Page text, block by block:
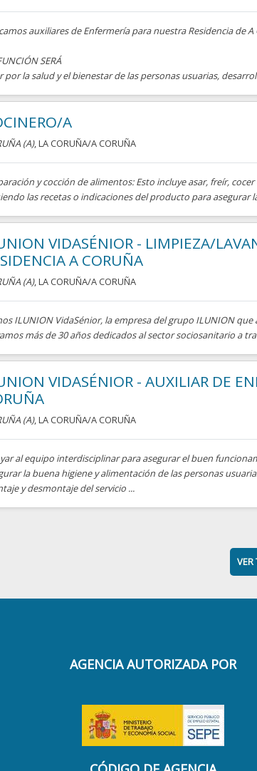
auxiliares de Enfermería para nuestra Residencia de A
SERÁ
por la salud y el bienestar de las personas usuarias,
A
(A), LA CORUÑA/A CORUÑA
y cocción de alimentos: Esto incluye asar, freír,
las recetas o indicaciones del producto para asegurar
VIDASÉNIOR - LIMPIEZA/
A CORUÑA
(A), LA CORUÑA/A CORUÑA
ILUNION VidaSénior, la empresa del grupo ILUNION
más de 30 años dedicados al sector sociosanitario a
VIDASÉNIOR - AUXILIAR DE
(A), LA CORUÑA/A CORUÑA
al equipo interdisciplinar para asegurar el buen
la buena higiene y alimentación de las personas
y desmontaje del servicio ...
VER
AGENCIA AUTORIZADA POR